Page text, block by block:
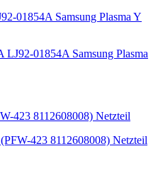
LJ92-01854A Samsung Plasma
423 8112608008) Netzteil